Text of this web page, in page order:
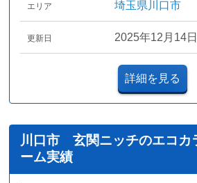
エリア 埼玉県川口市
更新日 2025年12月14日
詳細を見る
川口市 玄関ニッチのエコカ
ーム実績